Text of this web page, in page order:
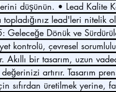
düşünün. • Lead Kalite
lead'leri nitelik
Geleceğe Dönük ve
kontrolü, çevresel
Akıllı bir tasarım, uzun
artırır. Tasarım
sıfırdan üretilmek yerine,